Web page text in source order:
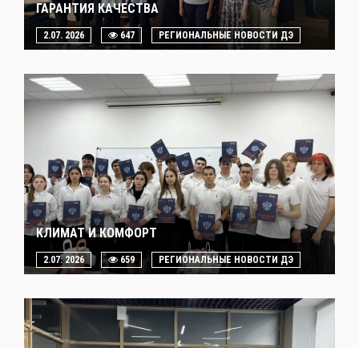
ГАРАНТИЯ КАЧЕСТВА
2.07. 2026 647 РЕГИОНАЛЬНЫЕ НОВОСТИ ДЭ
КЛИМАТ И КОМФОРТ
2.07. 2026 659 РЕГИОНАЛЬНЫЕ НОВОСТИ ДЭ